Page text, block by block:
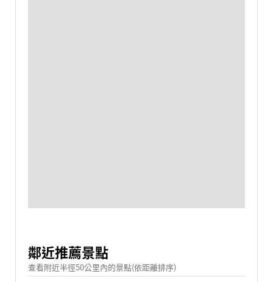
鄰近推薦景點
查看附近半徑50公里內的景點(依距離排序)